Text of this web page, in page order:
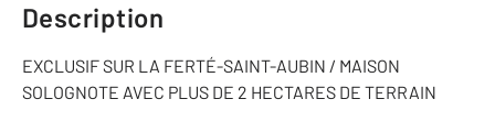
Description
EXCLUSIF SUR LA FERTÉ-SAINT-AUBIN / MAISON
SOLOGNOTE AVEC PLUS DE 2 HECTARES DE TERRAIN